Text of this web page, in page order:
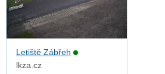
Letiště Zábřeh
lkza.cz